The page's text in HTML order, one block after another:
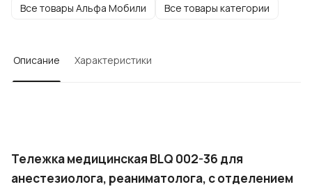
Все товары Альфа Мобили Все товары категории
Описание Характеристики
Тележка медицинская BLQ 002-36 для
анестезиолога, реаниматолога, с отделением